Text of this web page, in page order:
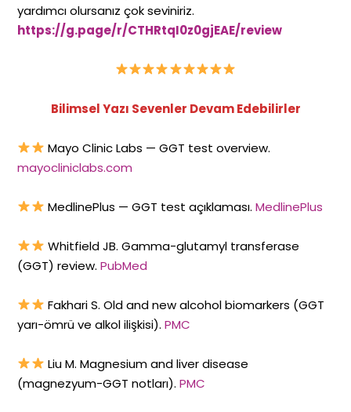
yardımcı olursanız çok seviniriz.
https://g.page/r/CTHRtqI0z0gjEAE/review
Bilimsel Yazı Sevenler Devam Edebilirler
Mayo Clinic Labs — GGT test overview.
mayocliniclabs.com
MedlinePlus — GGT test açıklaması. MedlinePlus
Whitfield JB. Gamma-glutamyl transferase
(GGT) review.PubMed
Fakhari S. Old and new alcohol biomarkers (GGT
yarı-ömrü ve alkol ilişkisi).PMC
Liu M. Magnesium and liver disease
(magnezyum-GGT notları).PMC